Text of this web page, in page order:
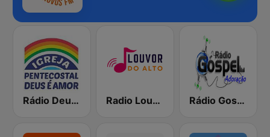
Rádio Deus é Amor Radio Louvor do Alto Rádio Gospel Adoração